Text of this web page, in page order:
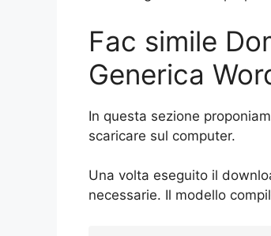
Fac simile
Generica
In questa sezione
scaricare sul computer.
Una volta eseguito il
necessarie. Il modello